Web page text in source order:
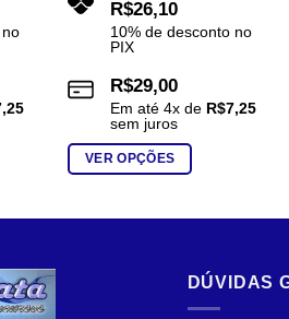
R$26,10
10% de desconto no
PIX
R$29,00
Em até4x de R$7,25
sem juros
VER OPÇÕES
DÚVIDAS